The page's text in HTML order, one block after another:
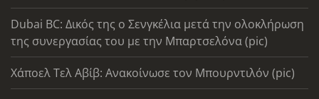
Dubai BC: Δικός της ο Σενγκέλια μετά την ολοκλήρωση
της συνεργασίας του με την Μπαρτσελόνα (pic)
Χάποελ Τελ Αβίβ: Ανακοίνωσε τον Μπουρντιλόν (pic)